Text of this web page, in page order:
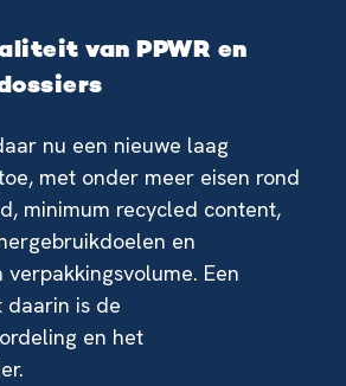
van PPWR en
nu een nieuwe laag
met onder meer eisen rond
minimum recycled content,
en
Een
daarin is de
en het